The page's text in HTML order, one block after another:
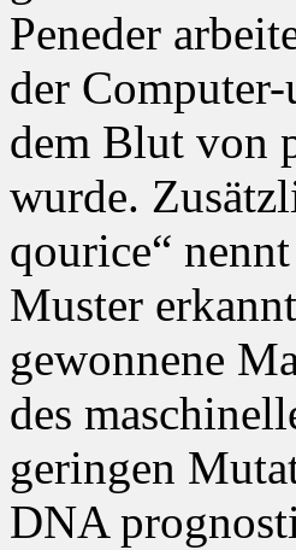
Peneder
der
dem Blut von
wurde.
qourice“
Muster
gewonnene
des
geringen
DNA